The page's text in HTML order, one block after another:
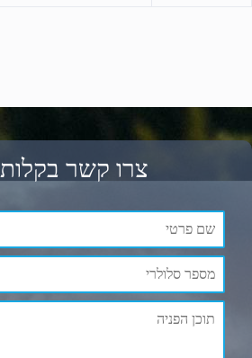
צרו קשר בקלות